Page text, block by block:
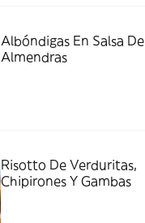
Albóndigas En Salsa De
Almendras
Risotto De Verduritas,
Chipirones Y Gambas